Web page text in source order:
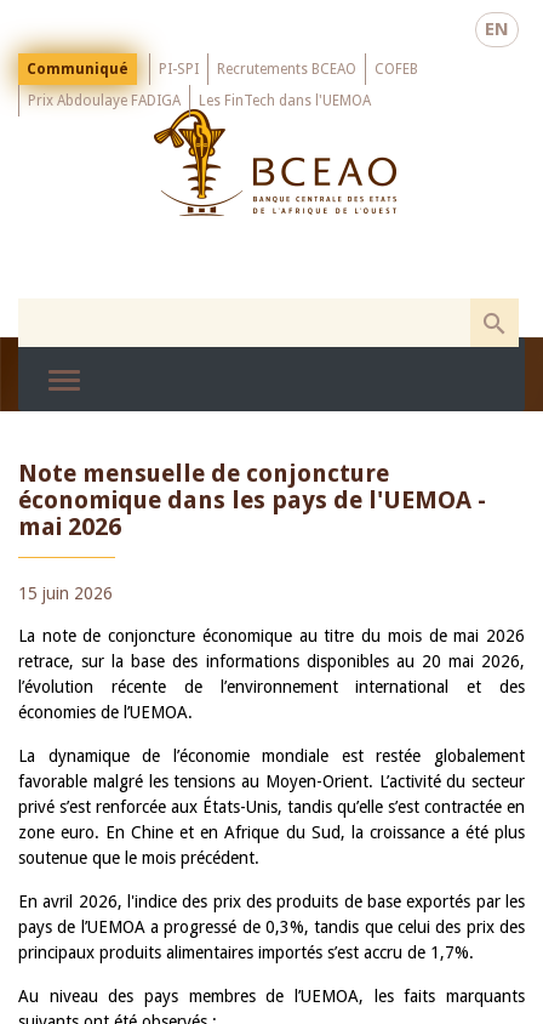
main
EN
Menu
Top
Communiqué PI-SPI Recrutements BCEAO
COFEB
Prix Abdoulaye FADIGA
Les FinTech dans l'UEMOA
Note mensuelle de conjoncture
économique dans les pays de l'UEMOA -
mai 2026
15 juin 2026
La note de conjoncture économique au titre du mois de mai 2026
retrace, sur la base des informations disponibles au 20 mai 2026,
l’évolution récente de l’environnement international et des
économies de l’UEMOA.
La dynamique de l’économie mondiale est restée globalement
favorable malgré les tensions au Moyen-Orient. L’activité du secteur
privé s’est renforcée aux États-Unis, tandis qu’elle s’est contractée en
zone euro. En Chine et en Afrique du Sud, la croissance a été plus
soutenue que le mois précédent.
En avril 2026, l'indice des prix des produits de base exportés par les
pays de l’UEMOA a progressé de 0,3%, tandis que celui des prix des
principaux produits alimentaires importés s’est accru de 1,7%.
Au niveau des pays membres de l’UEMOA, les faits marquants